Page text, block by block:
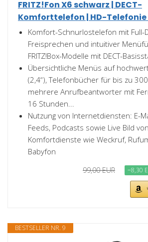
FRITZ!Fon X6 schwarz | DECT-
Komforttelefon | HD-
Komfort-Schnurlostelefon mit Full-
Freisprechen und intuitiver
FRITZ!Box-Modelle mit DECT-
Übersichtliche Menüs auf
(2,4“), Telefonbücher für bis zu
mehrere Anrufbeantworter mit
16 Stunden...
Nutzung von Internetdiensten: E-
Feeds, Podcasts sowie Live Bild
Komfortdienste wie Weckruf,
Babyfon
99,00 EUR −8,30
BESTSELLER NR. 9